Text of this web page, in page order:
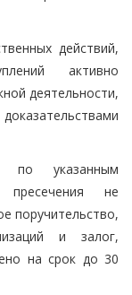
действий,
активно
деятельности,
по указанным
не
поручительство,
и залог,
на срок до 30